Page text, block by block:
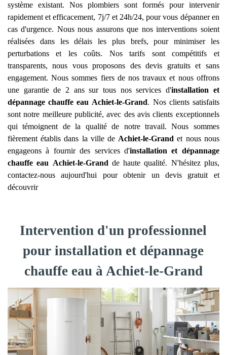
système existant. Nos plombiers sont formés pour intervenir
rapidement et efficacement, 7j/7 et 24h/24, pour vous dépanner en
cas d'urgence. Nous nous assurons que nos interventions soient
réalisées dans les délais les plus brefs, pour minimiser les
perturbations et les coûts. Nos tarifs sont compétitifs et
transparents, nous vous proposons des devis gratuits et sans
engagement. Nous sommes fiers de nos travaux et nous offrons
une garantie de 2 ans sur tous nos services d'installation et
dépannage chauffe eau Achiet-le-Grand. Nos clients satisfaits
sont notre meilleure publicité, avec des avis clients exceptionnels
qui témoignent de la qualité de notre travail. Nous sommes
fièrement établis dans la ville de Achiet-le-Grand et nous nous
engageons à fournir des services d'installation et dépannage
chauffe eau Achiet-le-Grand de haute qualité. N'hésitez plus,
contactez-nous aujourd'hui pour obtenir un devis gratuit et
découvrir
Intervention d'un professionnel
pour installation et dépannage
chauffe eau à Achiet-le-Grand